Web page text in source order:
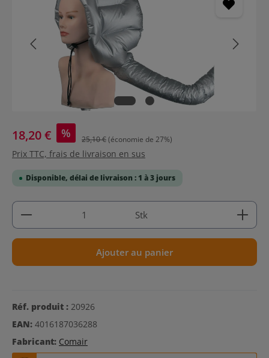
18,20 € % 25,10 €(économie de 27%)
Prix TTC, frais de livraison en sus
Disponible, délai de livraison : 1 à 3 jours
Quantité de produit : Entrez la quantité
Stk
Ajouter au panier
Réf. produit : 20926
EAN: 4016187036288
Fabricant: Comair